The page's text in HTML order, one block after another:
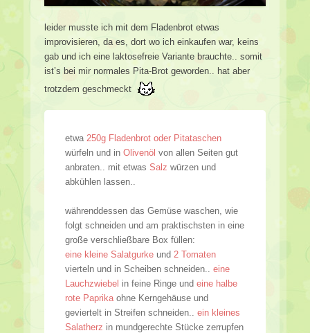
leider musste ich mit dem Fladenbrot etwas
improvisieren, da es, dort wo ich einkaufen war, keins
gab und ich eine laktosefreie Variante brauchte.. somit
ist’s bei mir normales Pita-Brot geworden.. hat aber
trotzdem geschmeckt
etwa 250g Fladenbrot oder Pitataschen
würfeln und in Olivenöl von allen Seiten gut
anbraten.. mit etwas Salz würzen und
abkühlen lassen..
währenddessen das Gemüse waschen, wie
folgt schneiden und am praktischsten in eine
große verschließbare Box füllen:
eine kleine Salatgurke und 2 Tomaten
vierteln und in Scheiben schneiden..
eine
Lauchzwiebel in feine Ringe und eine halbe
rote Paprika ohne Kerngehäuse und
geviertelt in Streifen schneiden.. ein kleines
Salatherz in mundgerechte Stücke zerrupfen